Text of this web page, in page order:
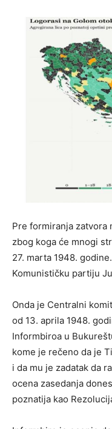
Pre formiranja zatvora
zbog koga će mnogi
27. marta 1948.
Komunističku partiju
Onda je Centralni
od 13. aprila 1948.
Informbiroa u
kome je rečeno da je
i da mu je zadatak da
ocena zasedanja
poznatija kao